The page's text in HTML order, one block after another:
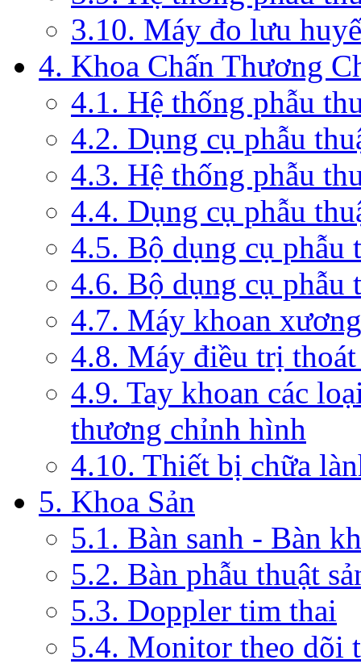
3.10. Máy đo lưu
4. Khoa Chấn Thương
4.1. Hệ thống phẫu
4.2. Dụng cụ phẫu
4.3. Hệ thống phẫu
4.4. Dụng cụ phẫu
4.5. Bộ dụng cụ phẫu
4.6. Bộ dụng cụ phẫu
4.7. Máy khoan
4.8. Máy điều trị
4.9. Tay khoan các
thương chỉnh hình
4.10. Thiết bị chữa
5. Khoa Sản
5.1. Bàn sanh - Bàn
5.2. Bàn phẫu thuật
5.3. Doppler tim thai
5.4. Monitor theo dõi